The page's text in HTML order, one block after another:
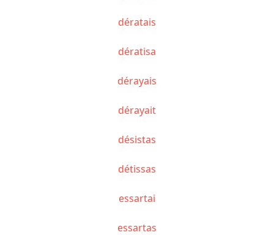
dératais
dératisa
dérayais
dérayait
désistas
détissas
essartai
essartas